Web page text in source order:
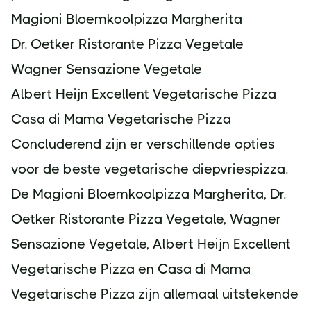
Magioni Bloemkoolpizza Margherita
Dr. Oetker Ristorante Pizza Vegetale
Wagner Sensazione Vegetale
Albert Heijn Excellent Vegetarische Pizza
Casa di Mama Vegetarische Pizza
Concluderend zijn er verschillende opties
voor de beste vegetarische diepvriespizza.
De Magioni Bloemkoolpizza Margherita, Dr.
Oetker Ristorante Pizza Vegetale, Wagner
Sensazione Vegetale, Albert Heijn Excellent
Vegetarische Pizza en Casa di Mama
Vegetarische Pizza zijn allemaal uitstekende